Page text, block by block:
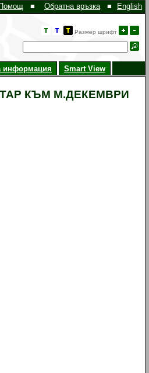
English
Помощ ■ Обратна връзка ■
Размер шрифт
информация Smart View
КЪМ М.ДЕКЕМВРИ